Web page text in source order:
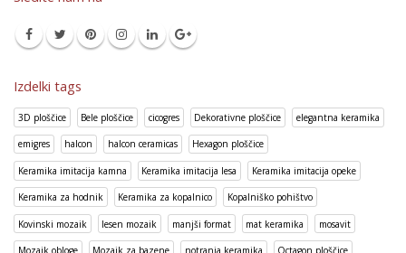
Izdelki tags
3D ploščice Bele ploščice cicogres Dekorativne ploščice elegantna keramika
emigres halcon halcon ceramicas Hexagon ploščice
Keramika imitacija kamna Keramika imitacija lesa Keramika imitacija opeke
Keramika za hodnik Keramika za kopalnico Kopalniško pohištvo
Kovinski mozaik lesen mozaik manjši format mat keramika mosavit
Mozaik obloge Mozaik za bazene notranja keramika Octagon ploščice